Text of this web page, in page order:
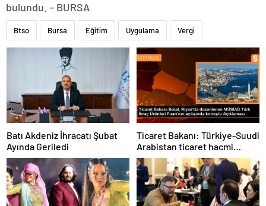
bulundu. – BURSA
Btso Bursa Eğitim Uygulama Vergi
Batı Akdeniz İhracatı Şubat
Ayında Geriledi
Ticaret Bakanı: Türkiye-Suudi
Arabistan ticaret hacmi
artacak